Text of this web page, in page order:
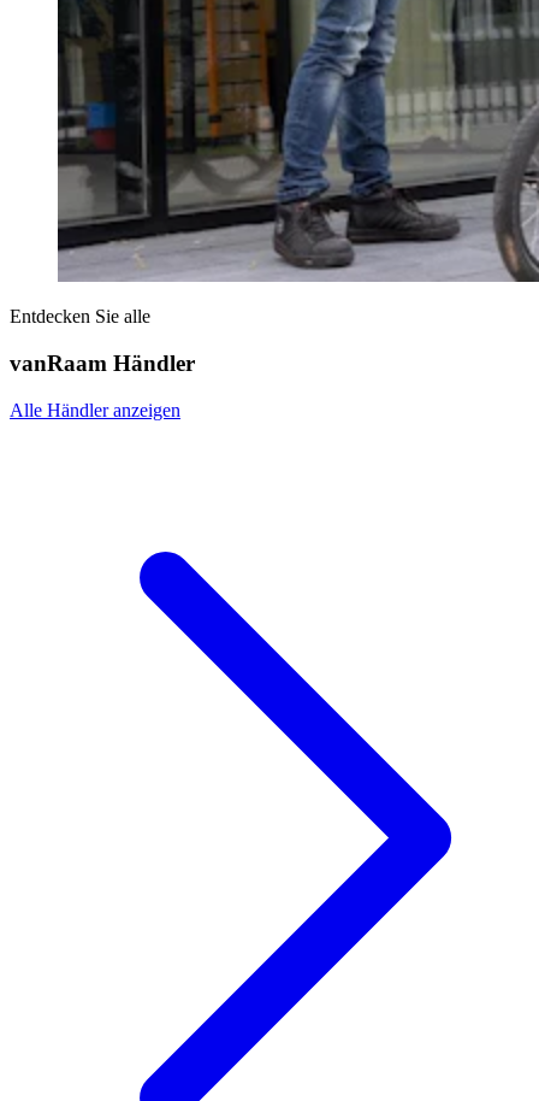
Entdecken Sie alle
vanRaam Händler
Alle Händler anzeigen